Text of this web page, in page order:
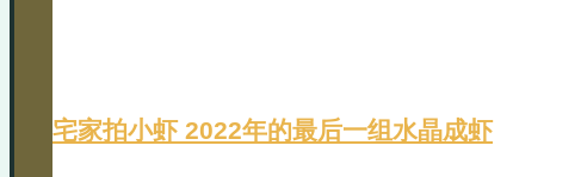
宅家拍小虾 2022年的最后一组水晶成虾